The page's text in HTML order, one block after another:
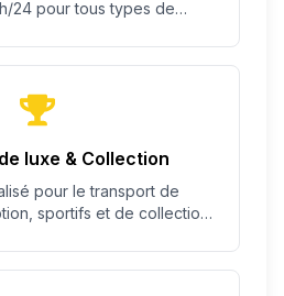
24 pour tous types de
luxe & Collection
pour le transport de
sportifs et de collection